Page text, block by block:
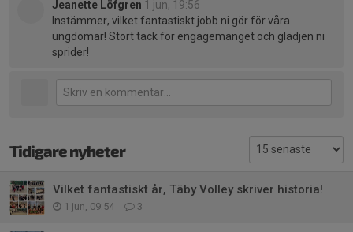
Jeanette Löfgren 1 jun, 19:56
Instämmer, vilket fantastiskt jobb ni gör för våra
ungdomar! Stort tack för engagemanget och glädjen ni
sprider!
Tidigare nyheter
Vilket fantastiskt år, Täby Volley skriver historia!
1 jun, 09:54 3